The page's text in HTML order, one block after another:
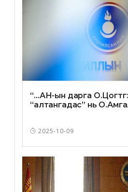
“…АН-ын дарга
“алтангадас” нь
2025-10-09